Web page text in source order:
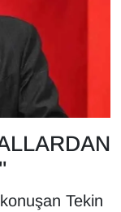
Tekin